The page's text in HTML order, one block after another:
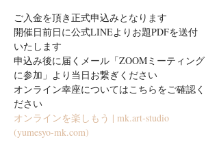
ご入金を頂き正式申込みとなります
開催日前日に公式LINEよりお題PDFを送付
いたします
申込み後に届くメール「ZOOMミーティング
に参加」より当日お繋ぎください
オンライン幸座についてはこちらをご確認く
ださい
オンラインを楽しもう | mk.art-studio
(yumesyo-mk.com)